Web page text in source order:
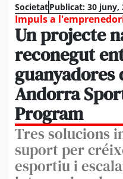
SocietatPublicat: 30 juny,
Impuls a
Un projecte
reconegut
Andorra
Program
Tres solucions
suport per
esportiu i